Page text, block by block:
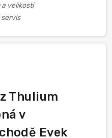
velikostí
Thulium
v
Evek